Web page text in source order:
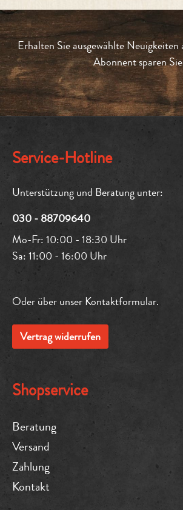
Erhalten Sie ausgewählte
Abonnent sparen
Service-Hotline
Unterstützung und Beratung unter:
030 - 88709640
Mo-Fr: 10:00 - 18:30 Uhr
Sa: 11:00 - 16:00 Uhr
Oder über unserKontaktformular.
Vertrag widerrufen
Shopservice
Beratung
Versand
Zahlung
Kontakt